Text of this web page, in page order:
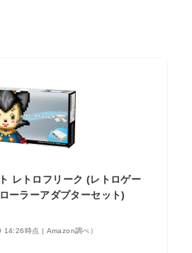
レトロフリーク (レトロゲー
ーラーアダプターセット)
14:26時点 | Amazon調べ）